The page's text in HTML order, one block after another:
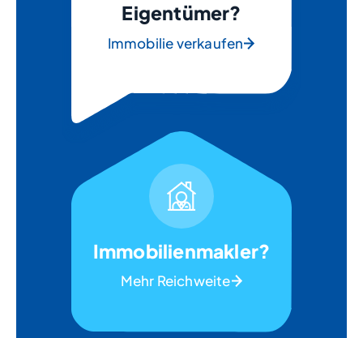
Eigentümer?
Immobilie verkaufen
Immobilienmakler?
Mehr Reichweite